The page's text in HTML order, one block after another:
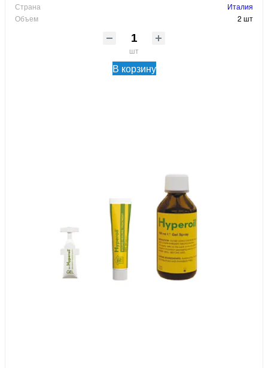
Страна
Италия
Объем
2 шт
шт
В корзину